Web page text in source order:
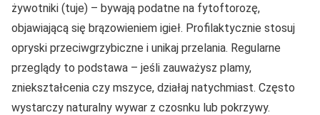
żywotniki (tuje) – bywają podatne na fytoftorozę,
objawiającą się brązowieniem igieł. Profilaktycznie stosuj
opryski przeciwgrzybiczne i unikaj przelania. Regularne
przeglądy to podstawa – jeśli zauważysz plamy,
zniekształcenia czy mszyce, działaj natychmiast. Często
wystarczy naturalny wywar z czosnku lub pokrzywy.